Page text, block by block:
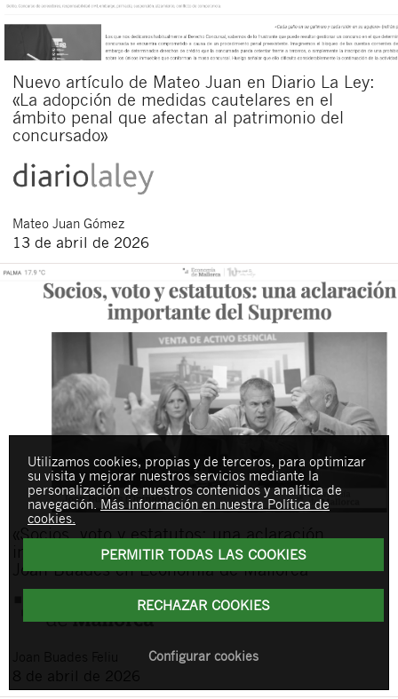
Nuevo artículo de Mateo Juan en Diario La Ley:
«La adopción de medidas cautelares en el
ámbito penal que afectan al patrimonio del
concursado»
Mateo Juan Gómez
13 de abril de 2026
importante del Supremo», nuevo artículo de
Joan Buades en Economía de Mallorca
8 de abril de 2026
Utilizamos cookies, propias y de terceros, para optimizar
su visita y mejorar nuestros servicios mediante la
personalización de nuestros contenidos y analítica de
navegación. Más información en nuestra Política de
cookies.
PERMITIR TODAS LAS COOKIES
RECHAZAR COOKIES
Configurar cookies